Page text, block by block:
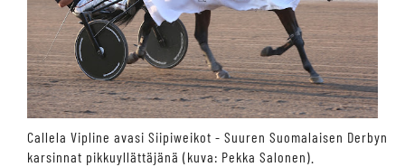
Callela Vipline avasi Siipiweikot - Suuren Suomalaisen Derbyn
karsinnat pikkuyllättäjänä (kuva: Pekka Salonen).